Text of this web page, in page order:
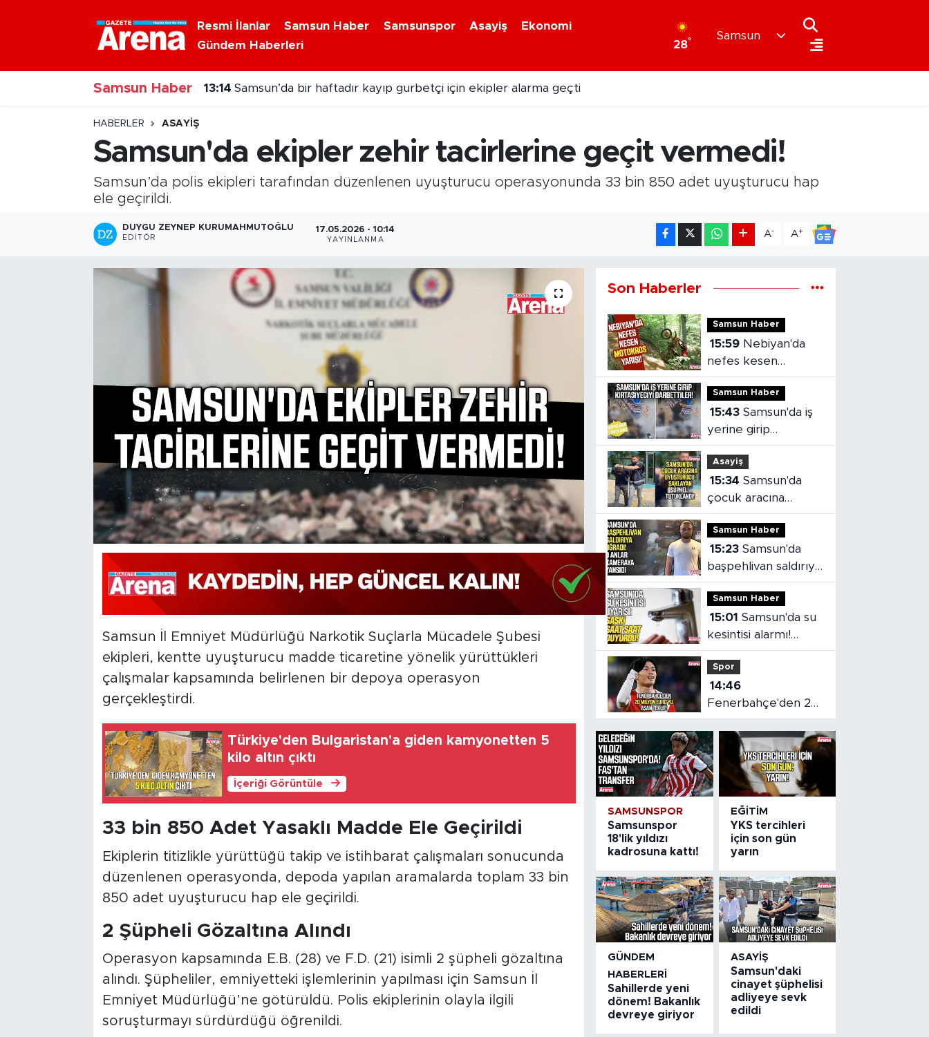
Resmi İlanlar Samsun Haber Samsunspor Asayiş
Ekonomi
Gündem Haberleri
28°
Samsun
Samsun Haber 13:14 Samsun’da bir haftadır kayıp gurbetçi için ekipler alarma geçti
HABERLER ASAYIŞ
Samsun'da ekipler zehir tacirlerine geçit vermedi!
Samsun’da polis ekipleri tarafından düzenlenen uyuşturucu operasyonunda 33 bin 850 adet uyuşturucu hap
ele geçirildi.
DUYGU ZEYNEP KURUMAHMUTOĞLU
EDITÖR
17.05.2026 - 10:14
YAYINLANMA
A- A+
Samsun İl Emniyet Müdürlüğü Narkotik Suçlarla Mücadele Şubesi
ekipleri, kentte uyuşturucu madde ticaretine yönelik yürüttükleri
çalışmalar kapsamında belirlenen bir depoya operasyon
gerçekleştirdi.
Türkiye'den Bulgaristan'a giden kamyonetten 5
kilo altın çıktı
İçeriği Görüntüle
33 bin 850 Adet Yasaklı Madde Ele Geçirildi
Ekiplerin titizlikle yürüttüğü takip ve istihbarat çalışmaları sonucunda
düzenlenen operasyonda, depoda yapılan aramalarda toplam 33 bin
850 adet uyuşturucu hap ele geçirildi.
2 Şüpheli Gözaltına Alındı
Operasyon kapsamında E.B. (28) ve F.D. (21) isimli 2 şüpheli gözaltına
alındı. Şüpheliler, emniyetteki işlemlerinin yapılması için Samsun İl
Emniyet Müdürlüğü’ne götürüldü. Polis ekiplerinin olayla ilgili
soruşturmayı sürdürdüğü öğrenildi.
Son Haberler
Samsun Haber
15:59
nefes kesen
motokros yarışı!
Samsun Haber
15:43 Samsun'da iş
yerine girip
kırtasiyeciyi
darbettiler!
Asayiş
15:34 Samsun'da
çocuk aracına
uyuşturucu saklayan
şüpheli tutuklandı
Samsun Haber
15:23 Samsun'da
başpehlivan saldırıya
uğradı!
Samsun Haber
15:01 Samsun'da su
kesintisi alarmı!
SASKİ saat verdi
Spor
14:46
Fenerbahçe'den 20
milyon euro'yu aşan
teklif
SAMSUNSPOR
Samsunspor
18'lik yıldızı
kadrosuna kattı!
EĞITIM
YKS tercihleri
için son gün
yarın
GÜNDEM
HABERLERI
Sahillerde yeni
dönem! Bakanlık
devreye giriyor
ASAYIŞ
Samsun'daki
cinayet şüphelisi
adliyeye sevk
edildi
Nöbetçi Eczaneler
Hava Durumu
Samsun Namaz Vakitleri
Trafik Durumu
Süper Lig Puan Durumu ve Fikstür
Tüm Manşetler